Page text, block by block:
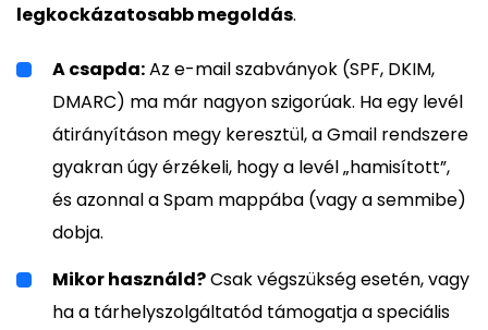
legkockázatosabb megoldás.
A csapda:Az e-mail szabványok (SPF, DKIM,
DMARC) ma már nagyon szigorúak. Ha egy levél
átirányításon megy keresztül, a Gmail rendszere
gyakran úgy érzékeli, hogy a levél „hamisított”,
és azonnal a Spam mappába (vagy a semmibe)
dobja.
Mikor használd?Csak végszükség esetén, vagy
ha a tárhelyszolgáltatód támogatja a speciális